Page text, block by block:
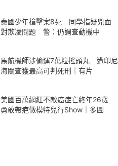
泰國少年槍擊案8死 同學指疑兇面
對欺凌問題 警：仍調查動機中
馬航機師涉偷運7萬粒搖頭丸 遭印尼
海關查獲最高可判死刑｜有片
美國百萬網紅不敵癌症亡終年26歲
勇敢帶疤做模特兒行Show｜多圖